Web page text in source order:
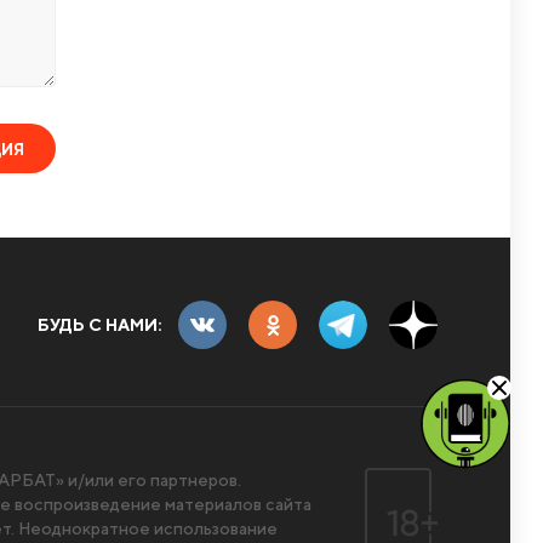
БУДЬ С НАМИ:
и/или его партнеров.
материалов сайта
Неоднократное использование